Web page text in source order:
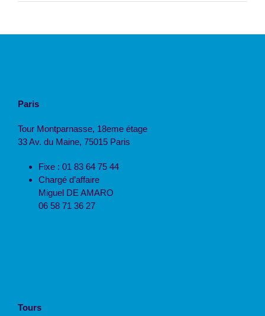
Paris
Tour Montparnasse, 18eme étage
33 Av. du Maine, 75015 Paris
Fixe : 01 83 64 75 44
Chargé d’affaire
Miguel DE AMARO
06 58 71 36 27
Tours